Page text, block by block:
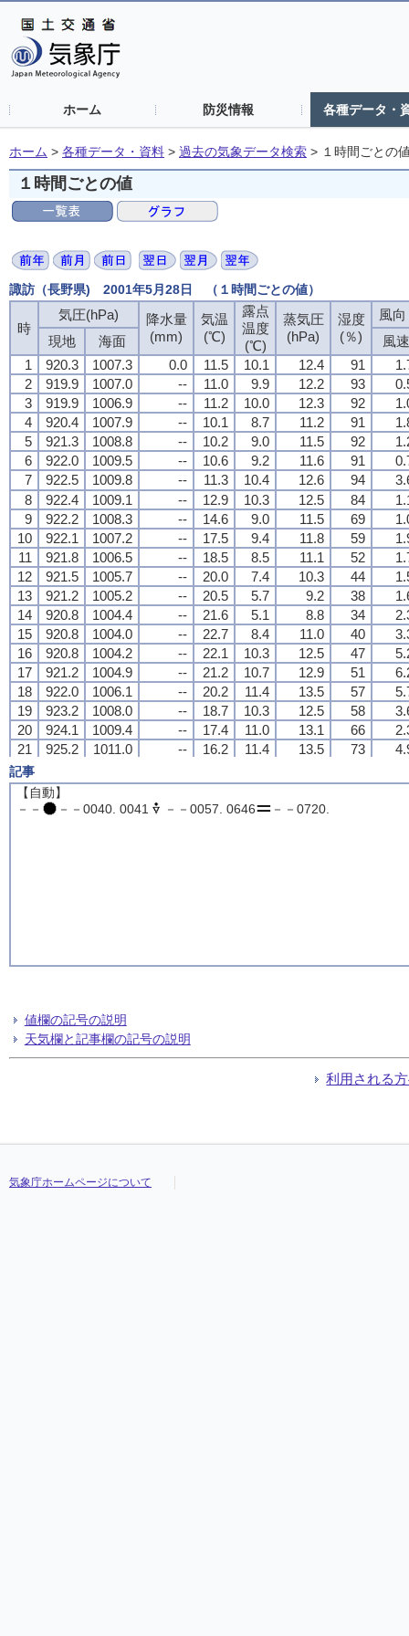
ホーム 防災情報 各種データ・
ホーム > 各種データ・資料 > 過去の気象データ検索 > １時間ごとの
１時間ごとの値
諏訪（長野県) 2001年5月28日 （１時間ごとの値）
時
気圧(hPa)
降水量
(mm)
気温
(℃)
露点
温度
(℃)
蒸気圧
(hPa)
湿度
(％)
風
現地
海面
風速
1
920.3 1007.3 0.0 11.5 10.1 12.4 91
2
919.9 1007.0 -- 11.0 9.9 12.2 93
3
919.9 1006.9 -- 11.2 10.0 12.3 92
4
920.4 1007.9 -- 10.1 8.7 11.2 91
5
921.3 1008.8 -- 10.2 9.0 11.5 92
6
922.0 1009.5 -- 10.6 9.2 11.6 91
7
922.5 1009.8 -- 11.3 10.4 12.6 94
8
922.4 1009.1 -- 12.9 10.3 12.5 84
9
922.2 1008.3 -- 14.6 9.0 11.5 69
10
922.1 1007.2 -- 17.5 9.4 11.8 59
11
921.8 1006.5 -- 18.5 8.5 11.1 52
12
921.5 1005.7 -- 20.0 7.4 10.3 44
13
921.2 1005.2 -- 20.5 5.7 9.2 38
14
920.8 1004.4 -- 21.6 5.1 8.8 34
15
920.8 1004.0 -- 22.7 8.4 11.0 40
16
920.8 1004.2 -- 22.1 10.3 12.5 47
17
921.2 1004.9 -- 21.2 10.7 12.9 51
18
922.0 1006.1 -- 20.2 11.4 13.5 57
19
923.2 1008.0 -- 18.7 10.3 12.5 58
20
924.1 1009.4 -- 17.4 11.0 13.1 66
21
925.2 1011.0 -- 16.2 11.4 13.5 73
22
23
926.0 1012.1 -- 15.7 10.0 12.3 69
24
926.0 1012.0 -- 15.8 11.0 13.1
時
気圧(hPa)
降水量
(mm)
気温
(℃)
露点
温度
(℃)
蒸気圧
(hPa)
湿度
(％)
風
現地
海面
風速
1
920.3 1007.3 0.0 11.5 10.1 12.4 91
2
919.9 1007.0 -- 11.0 9.9 12.2 93
3
919.9 1006.9 -- 11.2 10.0 12.3 92
4
920.4 1007.9 -- 10.1 8.7 11.2 91
5
921.3 1008.8 -- 10.2 9.0 11.5 92
6
922.0 1009.5 -- 10.6 9.2 11.6 91
7
922.5 1009.8 -- 11.3 10.4 12.6 94
8
922.4 1009.1 -- 12.9 10.3 12.5 84
9
922.2 1008.3 -- 14.6 9.0 11.5 69
10
922.1 1007.2 -- 17.5 9.4 11.8 59
11
921.8 1006.5 -- 18.5 8.5 11.1 52
12
921.5 1005.7 -- 20.0 7.4 10.3 44
13
921.2 1005.2 -- 20.5 5.7 9.2 38
14
920.8 1004.4 -- 21.6 5.1 8.8 34
15
920.8 1004.0 -- 22.7 8.4 11.0 40
16
920.8 1004.2 -- 22.1 10.3 12.5 47
17
921.2 1004.9 -- 21.2 10.7 12.9 51
18
922.0 1006.1 -- 20.2 11.4 13.5 57
19
923.2 1008.0 -- 18.7 10.3 12.5 58
20
924.1 1009.4 -- 17.4 11.0 13.1 66
21
925.2 1011.0 -- 16.2 11.4 13.5 73
22
23
926.0 1012.1 -- 15.7 10.0 12.3 69
24
926.0 1012.0 -- 15.8 11.0 13.1
時
気圧(hPa)
降水量
(mm)
気温
(℃)
露点
温度
(℃)
蒸気圧
(hPa)
湿度
(％)
風
現地
海面
風速
1
920.3 1007.3 0.0 11.5 10.1 12.4 91
2
919.9 1007.0 -- 11.0 9.9 12.2 93
3
919.9 1006.9 -- 11.2 10.0 12.3 92
4
920.4 1007.9 -- 10.1 8.7 11.2 91
5
921.3 1008.8 -- 10.2 9.0 11.5 92
6
922.0 1009.5 -- 10.6 9.2 11.6 91
7
922.5 1009.8 -- 11.3 10.4 12.6 94
8
922.4 1009.1 -- 12.9 10.3 12.5 84
9
922.2 1008.3 -- 14.6 9.0 11.5 69
10
922.1 1007.2 -- 17.5 9.4 11.8 59
11
921.8 1006.5 -- 18.5 8.5 11.1 52
12
921.5 1005.7 -- 20.0 7.4 10.3 44
13
921.2 1005.2 -- 20.5 5.7 9.2 38
14
920.8 1004.4 -- 21.6 5.1 8.8 34
15
920.8 1004.0 -- 22.7 8.4 11.0 40
16
920.8 1004.2 -- 22.1 10.3 12.5 47
17
921.2 1004.9 -- 21.2 10.7 12.9 51
18
922.0 1006.1 -- 20.2 11.4 13.5 57
19
923.2 1008.0 -- 18.7 10.3 12.5 58
20
924.1 1009.4 -- 17.4 11.0 13.1 66
21
925.2 1011.0 -- 16.2 11.4 13.5 73
22
23
926.0 1012.1 -- 15.7 10.0 12.3 69
24
926.0 1012.0 -- 15.8 11.0 13.1
時
気圧(hPa)
降水量
(mm)
気温
(℃)
露点
温度
(℃)
蒸気圧
(hPa)
湿度
(％)
風
現地
海面
風速
1
920.3 1007.3 0.0 11.5 10.1 12.4 91
2
919.9 1007.0 -- 11.0 9.9 12.2 93
3
919.9 1006.9 -- 11.2 10.0 12.3 92
4
920.4 1007.9 -- 10.1 8.7 11.2 91
5
921.3 1008.8 -- 10.2 9.0 11.5 92
6
922.0 1009.5 -- 10.6 9.2 11.6 91
7
922.5 1009.8 -- 11.3 10.4 12.6 94
8
922.4 1009.1 -- 12.9 10.3 12.5 84
9
922.2 1008.3 -- 14.6 9.0 11.5 69
10
922.1 1007.2 -- 17.5 9.4 11.8 59
11
921.8 1006.5 -- 18.5 8.5 11.1 52
12
921.5 1005.7 -- 20.0 7.4 10.3 44
13
921.2 1005.2 -- 20.5 5.7 9.2 38
14
920.8 1004.4 -- 21.6 5.1 8.8 34
15
920.8 1004.0 -- 22.7 8.4 11.0 40
16
920.8 1004.2 -- 22.1 10.3 12.5 47
17
921.2 1004.9 -- 21.2 10.7 12.9 51
18
922.0 1006.1 -- 20.2 11.4 13.5 57
19
923.2 1008.0 -- 18.7 10.3 12.5 58
20
924.1 1009.4 -- 17.4 11.0 13.1 66
21
925.2 1011.0 -- 16.2 11.4 13.5 73
22
23
926.0 1012.1 -- 15.7 10.0 12.3 69
24
926.0 1012.0 -- 15.8 11.0 13.1
記事
【自動】
－－
－－0040. 0041 －－0057. 0646 －－0720.
値欄の記号の説明
天気欄と記事欄の記号の説明
利用される
気象庁ホームページについて